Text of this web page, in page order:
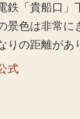
鉄「貴船口」
景色は非常に
りの距離があ
式